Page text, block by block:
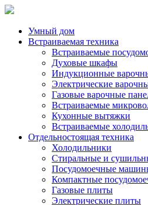
Умный дом
Встраиваемая техника
Встраиваемые
Духовые шкафы
Индукционные
Электрические
Газовые варочные
Встраиваемые
Кухонные вытяжки
Встраиваемые
Отдельностоящая техника
Холодильники
Стиральные и
Посудомоечные
Компактные
Газовые плиты
Электрические плиты